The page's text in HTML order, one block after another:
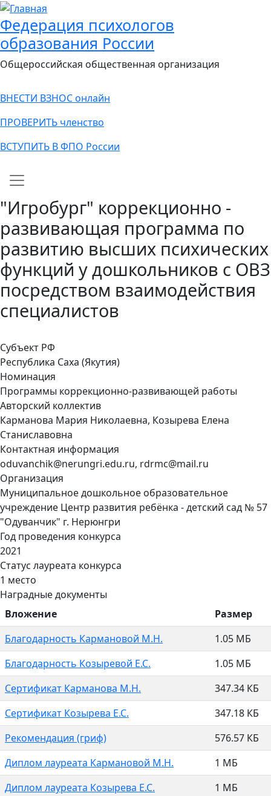
Федерация психологов
образования России
Общероссийская общественная организация
ВНЕСТИ ВЗНОС онлайн
ПРОВЕРИТЬ членство
ВСТУПИТЬ В ФПО России
Main navigation
"Игробург" коррекционно -
развивающая программа по
развитию высших психических
функций у дошкольников с ОВЗ
посредством взаимодействия
специалистов
Субъект РФ
Республика Саха (Якутия)
Номинация
Программы коррекционно-развивающей работы
Авторский коллектив
Карманова Мария Николаевна, Козырева Елена
Станиславовна
Контактная информация
oduvanchik@nerungri.edu.ru, rdrmc@mail.ru
Организация
Муниципальное дошкольное образовательное
учреждение Центр развития ребёнка - детский сад № 57
"Одуванчик" г. Нерюнгри
Год проведения конкурса
2021
Статус лауреата конкурса
1 место
Наградные документы
Вложение
Размер
Благодарность Кармановой М.Н.
1.05 МБ
Благодарность Козыревой Е.С.
1.05 МБ
Сертификат Карманова М.Н.
347.34 КБ
Сертификат Козырева Е.С.
347.18 КБ
Рекомендация (гриф)
576.57 КБ
Диплом лауреата Кармановой М.Н.
1 МБ
Диплом лауреата Козырева Е.С.
1 МБ